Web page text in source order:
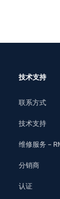
技术支持
联系方式
技术支持
维修服务 –
分销商
认证